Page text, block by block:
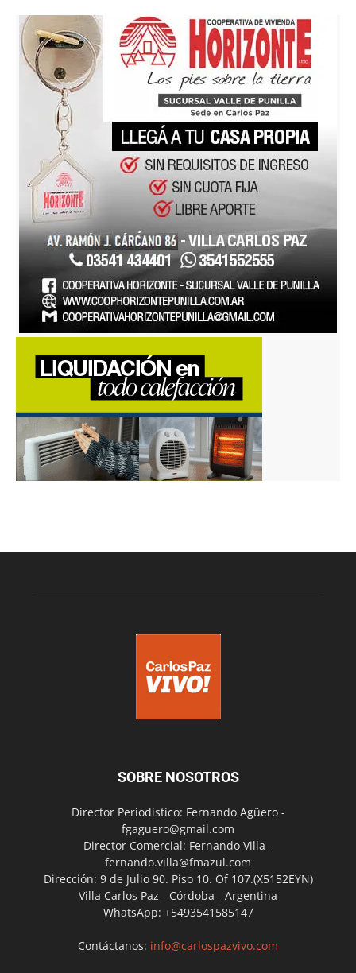
SOBRE NOSOTROS
Director Periodístico: Fernando Agüero -
fgaguero@gmail.com
Director Comercial: Fernando Villa -
fernando.villa@fmazul.com
Dirección: 9 de Julio 90. Piso 10. Of 107.(X5152EYN)
Villa Carlos Paz - Córdoba - Argentina
WhatsApp: +5493541585147
Contáctanos: info@carlospazvivo.com